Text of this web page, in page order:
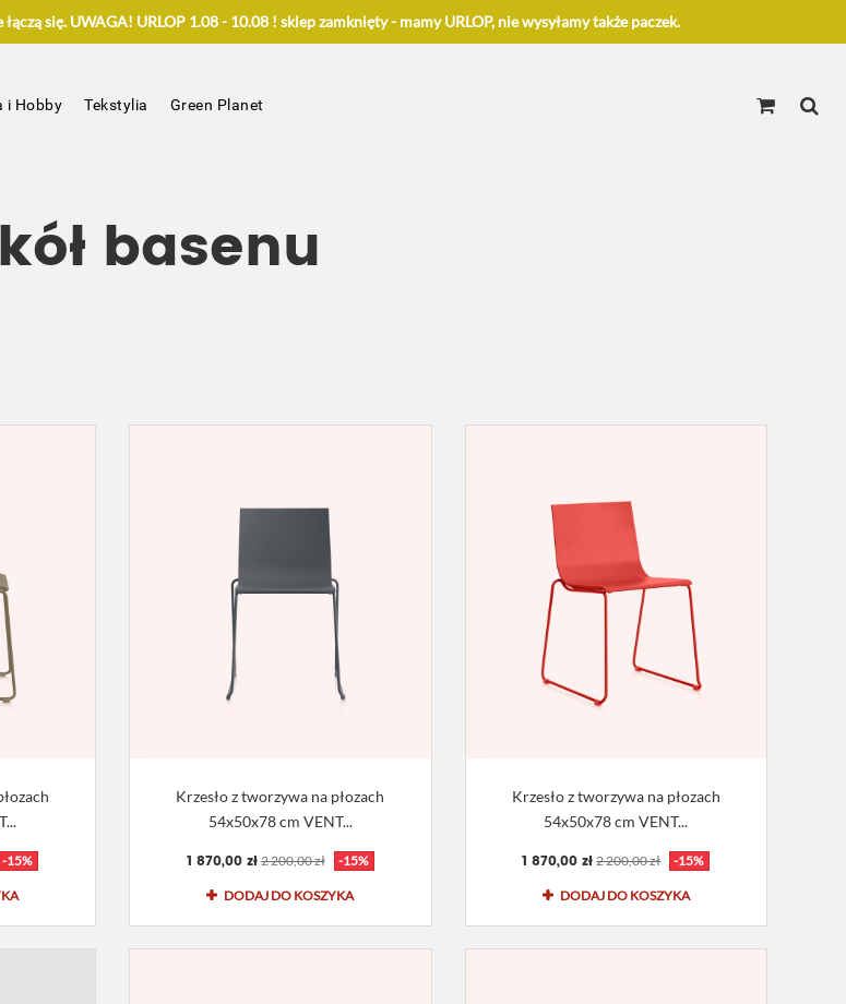
się. UWAGA! URLOP 1.08 - 10.08 ! sklep zamknięty - mamy URLOP, nie wysyłamy także paczek.
i Hobby Tekstylia Green Planet
basenu
-15%
Krzesło z tworzywa na płozach
54x50x78 cm VENT...
1 870,00 zł 2 200,00 zł -15%
DODAJ DO KOSZYKA
Krzesło z tworzywa na płozach
54x50x78 cm VENT...
1 870,00 zł 2 200,00 zł -15%
DODAJ DO KOSZYKA